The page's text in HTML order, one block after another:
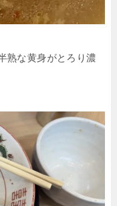
熟な黄身がとろり濃